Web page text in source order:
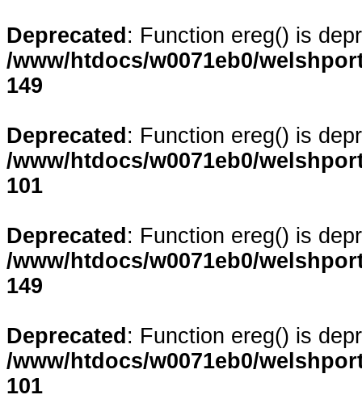
Deprecated : Function ereg() is
/www/htdocs/w0071eb0/
149
Deprecated : Function ereg() is
/www/htdocs/w0071eb0/
101
Deprecated : Function ereg() is
/www/htdocs/w0071eb0/
149
Deprecated : Function ereg() is
/www/htdocs/w0071eb0/
101